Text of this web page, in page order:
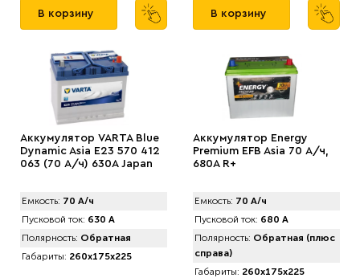
В корзину В корзину
Аккумулятор VARTA Blue
Dynamic Asia E23 570 412
063 (70 А/ч) 630А Japan
Емкость: 70 А/ч
Пусковой ток: 630 А
Полярность: Обратная
Габариты: 260x175x225
Аккумулятор Energy
Premium EFB Asia 70 А/ч,
680A R+
Емкость: 70 А/ч
Пусковой ток: 680 А
Полярность: Обратная (плюс
справа)
Габариты: 260x175x225